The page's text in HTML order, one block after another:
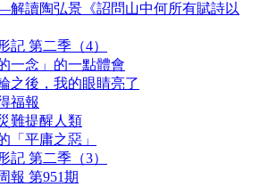
解讀陶弘景《詔問山中何所有賦詩以
記 第二季（4）
一念」的一點體會
之後，我的眼睛亮了
福報
難提醒人類
「平庸之惡」
記 第二季（3）
報 第951期